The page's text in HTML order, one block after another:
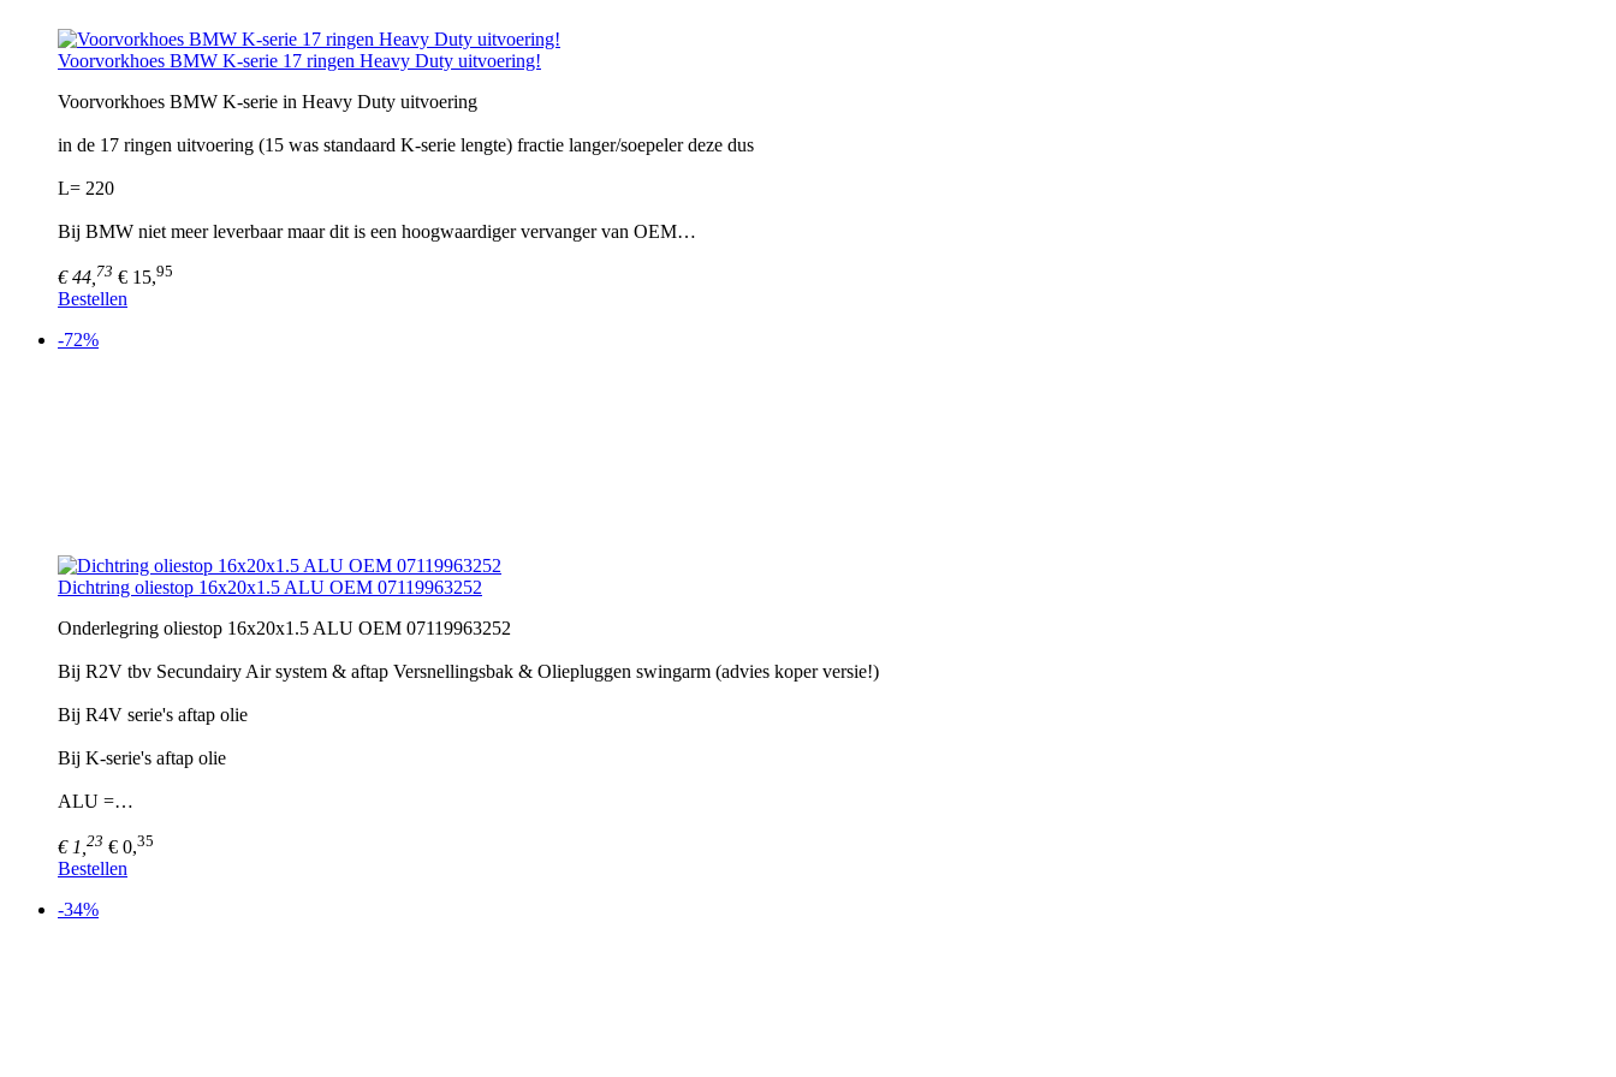
Voorvorkhoes BMW K-serie 17 ringen Heavy Duty uitvoering!
Voorvorkhoes BMW K-serie in Heavy Duty uitvoering
in de 17 ringen uitvoering (15 was standaard K-serie lengte) fractie langer/soepeler deze dus
L= 220
Bij BMW niet meer leverbaar maar dit is een hoogwaardiger vervanger van OEM…
€ 44, 73 € 15,95
Bestellen
-72%
Dichtring oliestop 16x20x1.5 ALU OEM 07119963252
Onderlegring oliestop 16x20x1.5 ALU OEM 07119963252
Bij R2V tbv Secundairy Air system & aftap Versnellingsbak & Oliepluggen swingarm (advies koper versie!)
Bij R4V serie's aftap olie
Bij K-serie's aftap olie
ALU =…
€ 1, 23 € 0,35
Bestellen
-34%